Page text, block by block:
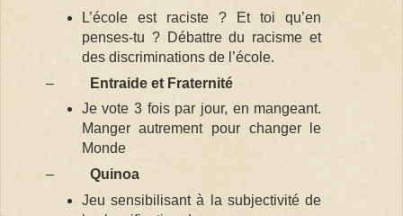
L’école est raciste ? Et toi qu’en
penses-tu ? Débattre du racisme et
des discriminations de l’école.
–
Entraide et Fraternité
Je vote 3 fois par jour, en mangeant.
Manger autrement pour changer le
Monde
– Quinoa
Jeu sensibilisant à la subjectivité de